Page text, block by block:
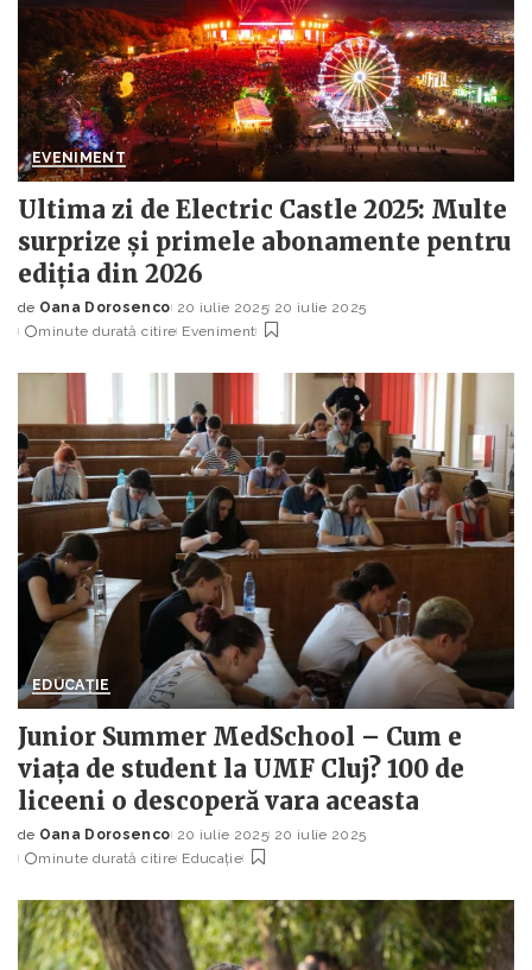
EVENIMENT
Ultima zi de Electric Castle 2025: Multe
surprize și primele abonamente pentru
ediția din 2026
Posted
by
de Oana Dorosenco 20 iulie 2025 20 iulie 2025
minute durată citire Eveniment
EDUCAȚIE
Junior Summer MedSchool – Cum e
viața de student la UMF Cluj? 100 de
liceeni o descoperă vara aceasta
Posted
by
de Oana Dorosenco 20 iulie 2025 20 iulie 2025
minute durată citire Educație